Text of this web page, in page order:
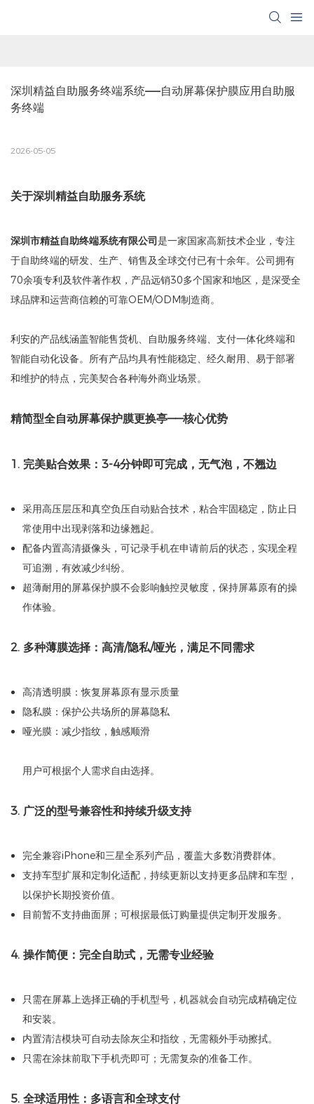
深圳精益自助服务终端系统——自动屏幕保护膜应用自助服
务终端
2026-05-05
关于深圳精益自助服务系统
深圳市精益自助终端系统有限公司是一家国家高新技术企业，专注
于自助终端的研发、生产、销售及全球交付已有十余年。公司拥有
70余项专利及软件著作权，产品远销30多个国家和地区，是深受全
球品牌和运营商信赖的可靠OEM/ODM制造商。
利安的产品线涵盖智能售货机、自助服务终端、支付一体化终端和
智能自动化设备。所有产品均具有性能稳定、经久耐用、易于部署
和维护的特点，完美契合各种海外商业场景。
精简型全自动屏幕保护膜更换亭——核心优势
1. 完美贴合效果：3-4分钟即可完成，无气泡，不翘边
采用高压层压和真空负压自动贴合技术，粘合牢固稳定，防止日
常使用中出现剥落和边缘翘起。
配备内置高清摄像头，可记录手机在申请前后的状态，实现全程
可追溯，有效减少纠纷。
超薄耐用的屏幕保护膜不会影响触控灵敏度，保持屏幕原有的操
作体验。
2. 多种薄膜选择：高清/隐私/哑光，满足不同需求
高清透明膜：恢复屏幕原有显示质量
隐私膜：保护公共场所的屏幕隐私
哑光膜：减少指纹，触感顺滑
用户可根据个人需求自由选择。
3. 广泛的型号兼容性和持续升级支持
完全兼容iPhone和三星全系列产品，覆盖大多数消费群体。
支持车型扩展和定制化适配，持续更新以支持更多品牌和车型，
以保护长期投资价值。
目前暂不支持曲面屏；可根据最低订购量提供定制开发服务。
4. 操作简便：完全自助式，无需专业经验
只需在屏幕上选择正确的手机型号，机器就会自动完成精确定位
和安装。
内置清洁模块可自动去除灰尘和指纹，无需额外手动擦拭。
只需在涂抹前取下手机壳即可；无需复杂的准备工作。
5. 全球适用性：多语言和全球支付